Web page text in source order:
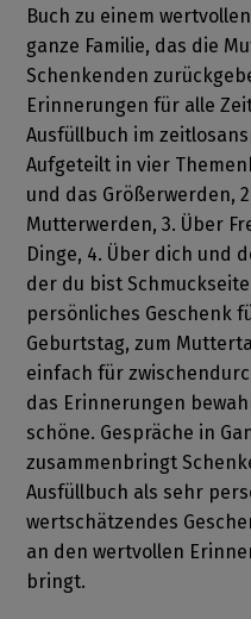
Buch zu einem
ganze Familie, das die
Schenkenden
Erinnerungen für alle
Ausfüllbuch im
Aufgeteilt in vier
und das Größerwerden,
Mutterwerden, 3. Über
Dinge, 4. Über dich und
der du bist
persönliches Geschenk
Geburtstag, zum
einfach für
das Erinnerungen
schöne. Gespräche in
zusammenbringt
Ausfüllbuch als sehr
wertschätzendes
an den wertvollen
bringt.